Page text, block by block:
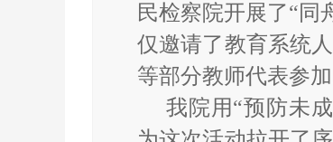
民检察院开展了“同
仅邀请了教育系统
等部分教师代表参加
我院用“预防未